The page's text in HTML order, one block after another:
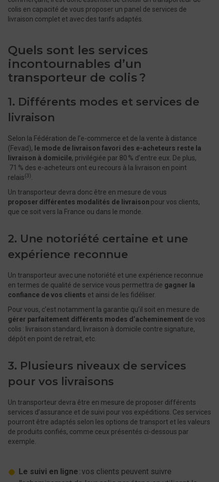
colis en capacité de vous proposer un panel de services de
livraison complet et avec des tarifs adaptés.
Quels sont les services
incontournables d’un
transporteur de colis ?
1. Différents modes et services de
livraison
Selon la Fédération de l’e-commerce et de la vente à distance
(Fevad), le mode de livraison favori des e-acheteurs reste la
livraison à domicile, privilégiée par 80 % d’entre eux. De plus,
71 % des e-acheteurs ont eu recours à la livraison en point
relais(3)
Un transporteur devra donc être en mesure de vous
proposer différentes modalités de livraison pour vos clients,
que ce soit vers la France ou dans le monde.
2. Une notoriété certaine et une
expérience reconnue
Un transporteur avec une notoriété et une expérience reconnue
en termes de qualité de service vous permettra de gagner la
confiance de vos clients et ainsi de les fidéliser.
Pour vous, c’est notamment la garantie qu’il soit en mesure de
gérer parfaitement différents modes d’acheminement de vos
colis : livraison standard, livraison à domicile contre signature,
dépôt en point de retrait, etc.
3. Plusieurs niveaux de services
pour vos livraisons
Un transporteur devra être en mesure de proposer différents
services d’assurance et de suivi pour vos expéditions. Ces services
pourront être adaptés selon les options de transport et les valeurs
de produits confiés, comme ceux présentés ci-dessous par
exemple.
Le suivi en ligne : vos clients peuvent suivre